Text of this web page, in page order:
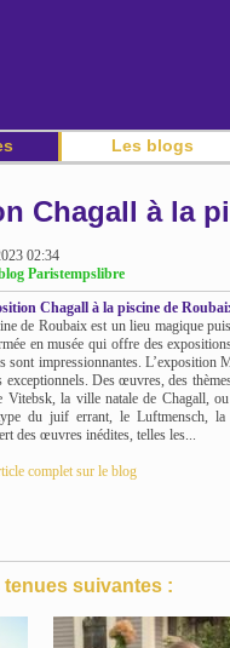
Les blogs
Chagall à la
02:34
Paristempslibre
Chagall à la piscine de
de Roubaix est un lieu magique
en musée qui offre des
sont impressionnantes. L’exposition
exceptionnels. Des œuvres, des
Vitebsk, la ville natale de Chagall,
du juif errant, le Luftmensch,
des œuvres inédites, telles les...
complet sur le blog
suivantes :